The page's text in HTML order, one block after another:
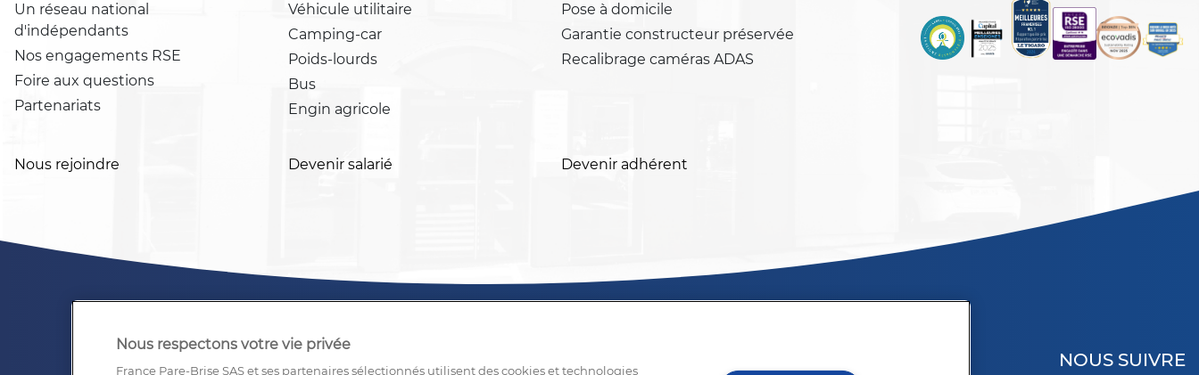
Un réseau national
d'indépendants
Nos engagements RSE
Foire aux questions
Partenariats
Véhicule utilitaire
Camping-car
Poids-lourds
Bus
Engin agricole
Pose à domicile
Garantie constructeur préservée
Recalibrage caméras ADAS
Nous rejoindre Devenir salarié Devenir adhérent
NOUS SUIVRE
Nous respectons votre vie privée
France Pare-Brise SAS et ses partenaires sélectionnés utilisent des cookies et technologies